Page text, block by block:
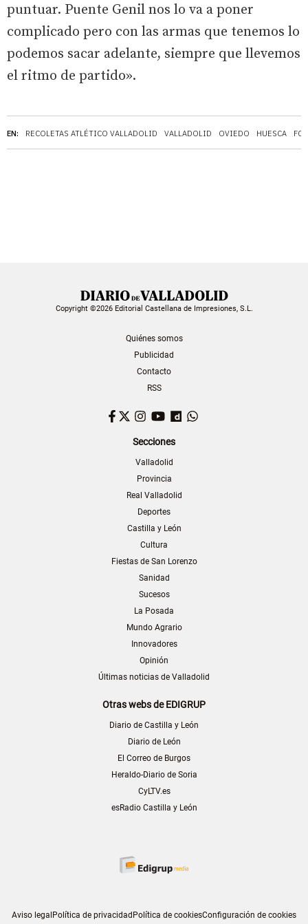
EN: RECOLETAS ATLÉTICO VALLADOLID VALLADOLID OVIEDO HUESCA FC
puntuar. Puente Genil nos lo va a poner
complicado pero con las armas que tenemos lo
podemos sacar adelante, siempre que llevemos
el ritmo de partido».
Copyright ©2026 Editorial Castellana de Impresiones, S.L.
Quiénes somos
Publicidad
Contacto
RSS
Facebook
TwitterInstagram
YouTubeDailymotion
Secciones
Valladolid
Provincia
Real Valladolid
Deportes
Castilla y León
Cultura
Fiestas de San Lorenzo
Sanidad
Sucesos
La Posada
Mundo Agrario
Innovadores
Opinión
Últimas noticias de Valladolid
Otras webs de EDIGRUP
Diario de Castilla y León
Diario de León
El Correo de Burgos
Heraldo-Diario de Soria
CyLTV.es
esRadio Castilla y León
Aviso legalPolítica de privacidadPolítica de cookiesConfiguración de cookies